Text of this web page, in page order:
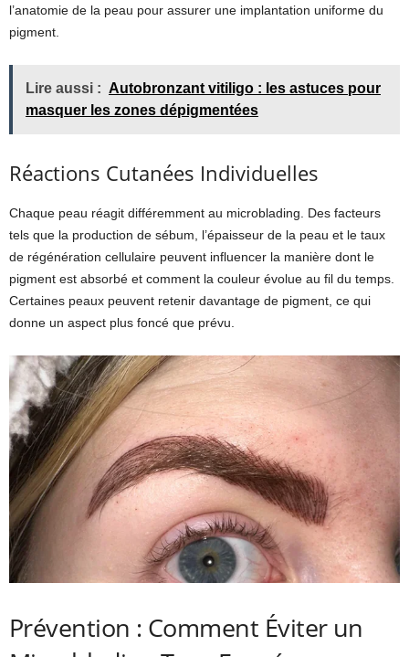
l’anatomie de la peau pour assurer une implantation uniforme du
pigment.
Lire aussi : Autobronzant vitiligo : les astuces pour
masquer les zones dépigmentées
Réactions Cutanées Individuelles
Chaque peau réagit différemment au microblading. Des facteurs
tels que la production de sébum, l’épaisseur de la peau et le taux
de régénération cellulaire peuvent influencer la manière dont le
pigment est absorbé et comment la couleur évolue au fil du temps.
Certaines peaux peuvent retenir davantage de pigment, ce qui
donne un aspect plus foncé que prévu.
Prévention : Comment Éviter un